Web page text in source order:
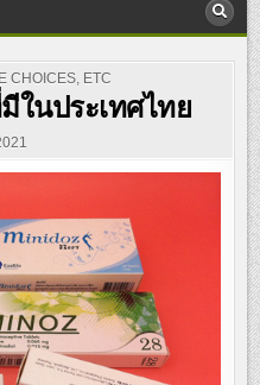
CHOICES, ETC
ในประเทศไทย